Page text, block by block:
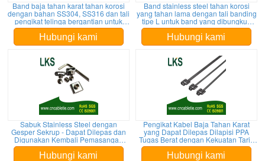
Band baja tahan karat tahan korosi
dengan bahan SS304, SS316 dan tali
pengikat telinga bergantian untuk
pengikat dan pembungkus
Hubungi kami
Band stainless steel tahan korosi
yang tahan lama dengan tali banding
tipe L untuk band yang dibungkus
tunggal atau ganda Konfigurasi band
yang cocok dengan berbagai kontur
dan bentuk
Hubungi kami
Sabuk Stainless Steel dengan
Gesper Sekrup - Dapat Dilepas dan
Digunakan Kembali Pemasangan
Cepat untuk Petrokimia dan
Pengolahan Makanan
Hubungi kami
Pengikat Kabel Baja Tahan Karat
yang Dapat Dilepas Dilapisi PPA
Tugas Berat dengan Kekuatan Tarik
2000N dan Ketahanan UV
Hubungi kami